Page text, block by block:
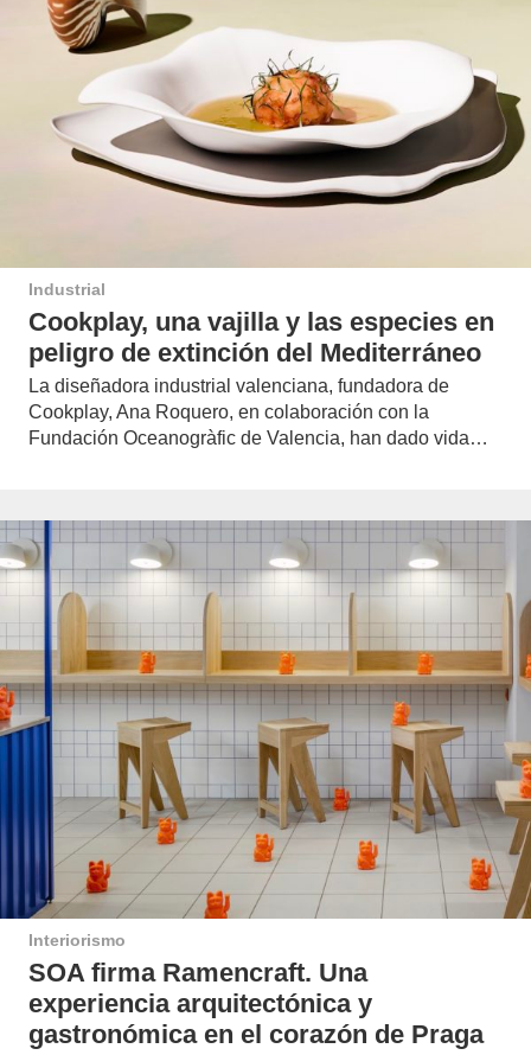
Industrial
Cookplay, una vajilla y las especies en
peligro de extinción del Mediterráneo
La diseñadora industrial valenciana, fundadora de
Cookplay, Ana Roquero, en colaboración con la
Fundación Oceanogràfic de Valencia, han dado vida…
Interiorismo
SOA firma Ramencraft. Una
experiencia arquitectónica y
gastronómica en el corazón de Praga